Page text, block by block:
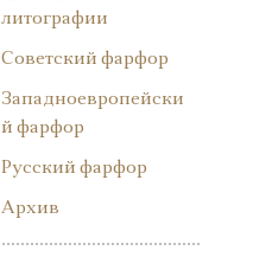
литографии
Советский фарфор
Западноевропейски
й фарфор
Русский фарфор
Архив